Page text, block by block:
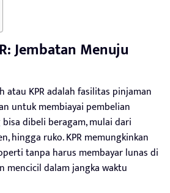
Jembatan Menuju
atau KPR adalah fasilitas pinjaman
untuk membiayai pembelian
dibeli beragam, mulai dari
hingga ruko. KPR memungkinkan
tanpa harus membayar lunas di
mencicil dalam jangka waktu